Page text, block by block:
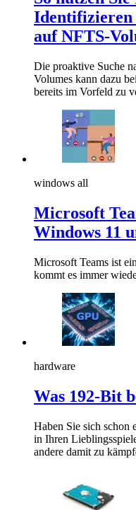
Identifizieren
auf NFTS-
Die proaktive Suche
Volumes kann dazu
bereits im Vorfeld zu
windows all
Microsoft
Windows 11
Microsoft Teams ist
kommt es immer
hardware
Was 192-Bit
Haben Sie sich schon
in Ihren
andere damit zu